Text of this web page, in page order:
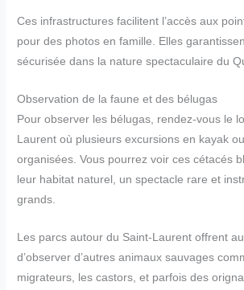
Ces infrastructures facilitent l’accès aux
pour des photos en famille. Elles
sécurisée dans la nature spectaculaire du
Observation de la faune et des bélugas
Pour observer les bélugas, rendez-vous le
Laurent où plusieurs excursions en kayak
organisées. Vous pourrez voir ces cétacés
leur habitat naturel, un spectacle rare et
grands.
Les parcs autour du Saint-Laurent offrent
d’observer d’autres animaux sauvages
migrateurs, les castors, et parfois des